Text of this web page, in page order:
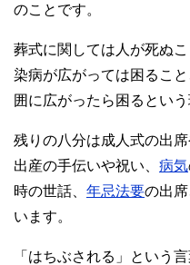
のことです。
葬式に関しては人が死ぬ
染病が広がっては困るこ
囲に広がったら困るとい
残りの八分は成人式の出席
出産の手伝いや祝い、 病気
時の世話、 年忌法要の出
います。
「はちぶされる」という